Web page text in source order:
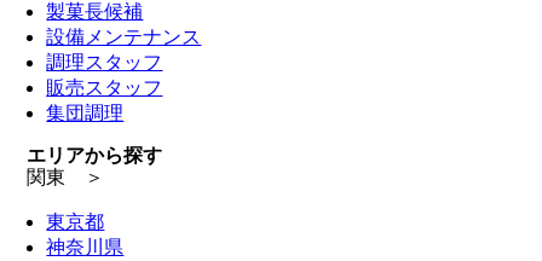
製菓長候補
設備メンテナンス
調理スタッフ
販売スタッフ
集団調理
エリアから探す
関東 ＞
東京都
神奈川県